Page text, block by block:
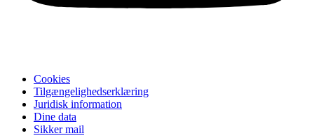
Cookies
Tilgængelighedserklæring
Juridisk information
Dine data
Sikker mail